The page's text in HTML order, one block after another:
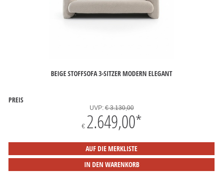
BEIGE STOFFSOFA 3-SITZER MODERN ELEGANT
PREIS
UVP:€ 3.130,00
€ 2.649,00*
AUF DIE MERKLISTE
IN DEN WARENKORB